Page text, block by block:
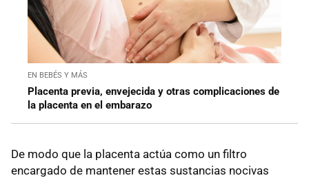
EN BEBÉS Y MÁS
Placenta previa, envejecida y otras complicaciones de
la placenta en el embarazo
De modo que la placenta actúa como un filtro
encargado de mantener estas sustancias nocivas